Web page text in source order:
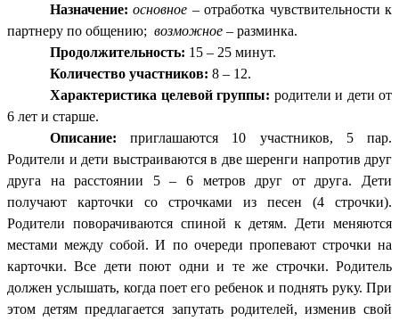
Назначение: основное – отработка чувствительности к
партнеру по общению; возможное – разминка.
Продолжительность: 15 – 25 минут.
Количество участников: 8 – 12.
Характеристика целевой группы: родители и дети от
6 лет и старше.
Описание: приглашаются 10 участников, 5 пар.
Родители и дети выстраиваются в две шеренги напротив друг
друга на расстоянии 5 – 6 метров друг от друга. Дети
получают карточки со строчками из песен (4 строчки).
Родители поворачиваются спиной к детям. Дети меняются
местами между собой. И по очереди пропевают строчки на
карточки. Все дети поют одни и те же строчки. Родитель
должен услышать, когда поет его ребенок и поднять руку. При
этом детям предлагается запутать родителей, изменив свой